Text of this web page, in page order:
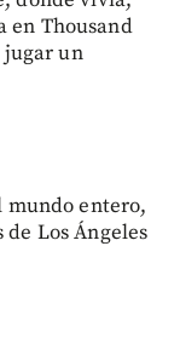
en Thousand
jugar un
mundo entero,
Los Ángeles